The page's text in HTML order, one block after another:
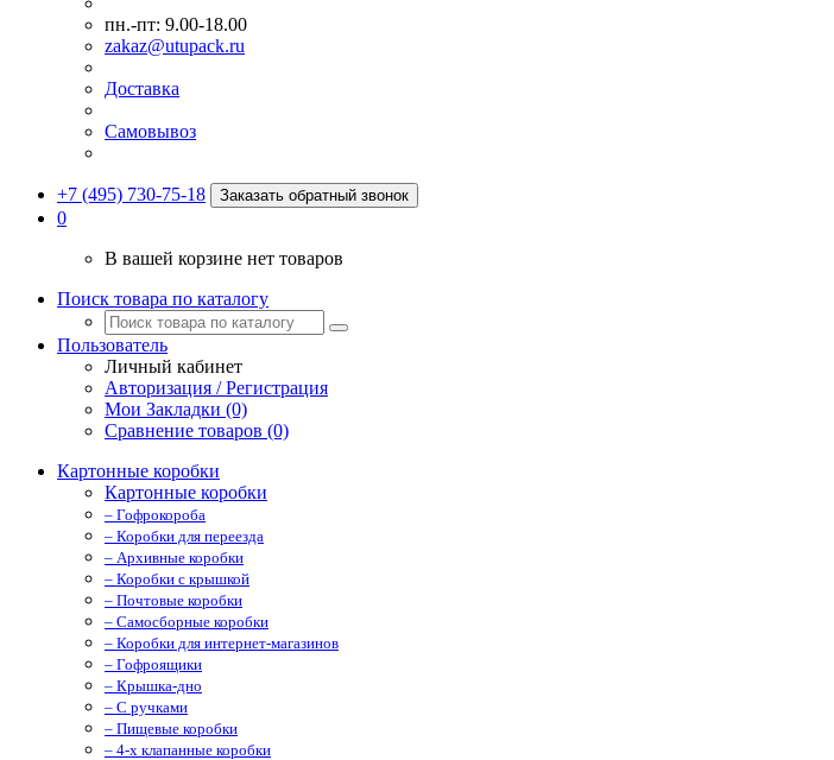
пн.-пт: 9.00-18.00
zakaz@utupack.ru
Доставка
Самовывоз
+7 (495) 730-75-18 Заказать обратный звонок
0
В вашей корзине нет товаров
Поиск товара по каталогу
Пользователь
Личный кабинет
Авторизация / Регистрация
Мои Закладки (0)
Сравнение товаров (0)
Картонные коробки
Картонные коробки
– Гофрокороба
– Коробки для переезда
– Архивные коробки
– Коробки с крышкой
– Почтовые коробки
– Самосборные коробки
– Коробки для интернет-магазинов
– Гофроящики
– Крышка-дно
– С ручками
– Пищевые коробки
– 4-х клапанные коробки